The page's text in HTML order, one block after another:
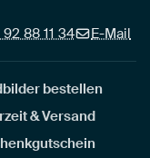
88 11 34 E-Mail
bestellen
& Versand